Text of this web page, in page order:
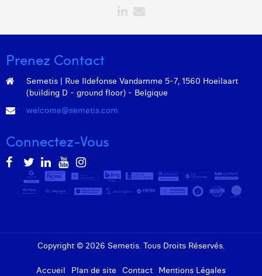
Prenez Contact
Semetis | Rue Ildefonse Vandamme 5-7, 1560 Hoeilaart
(building D - ground floor) - Belgique
welcome@semetis.com
Connectez-Vous
Copyright © 2026 Semetis. Tous Droits Réservés.
Accueil Plan de site Contact Mentions Légales